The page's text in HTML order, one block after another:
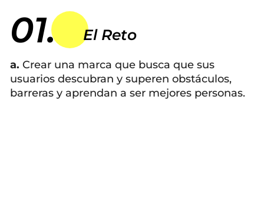
01. El Reto
a. Crear una marca que busca que sus
usuarios descubran y superen obstáculos,
barreras y aprendan a ser mejores personas.